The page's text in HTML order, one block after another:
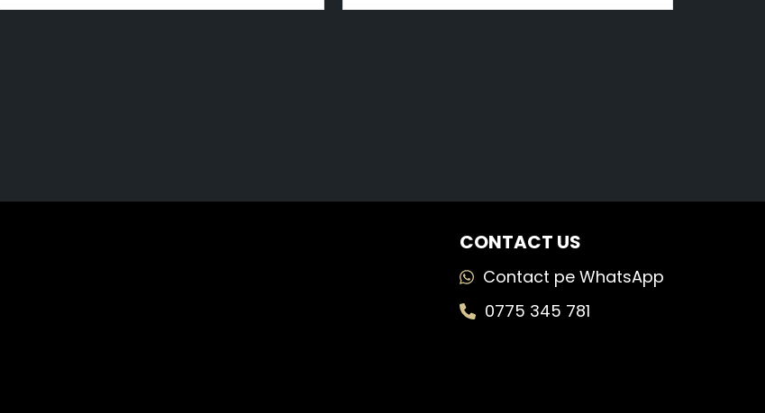
CONTACT US
Contact pe WhatsApp
0775 345 781